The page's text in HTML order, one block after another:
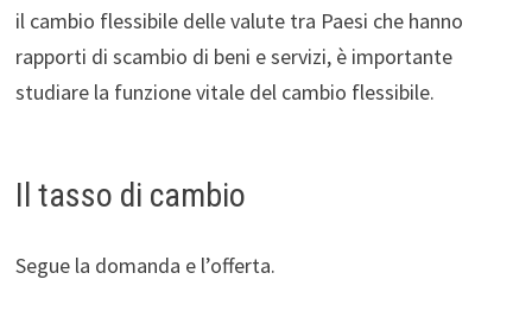
il cambio flessibile delle valute tra Paesi che hanno
rapporti di scambio di beni e servizi, è importante
studiare la funzione vitale del cambio flessibile.
Il tasso di cambio
Segue la domanda e l’offerta.